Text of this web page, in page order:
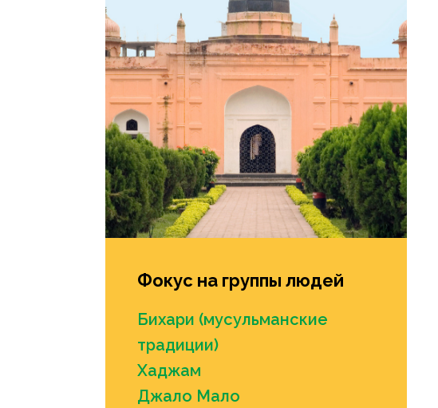
Фокус на группы людей
Бихари (мусульманские
традиции)
Хаджам
Джало Мало